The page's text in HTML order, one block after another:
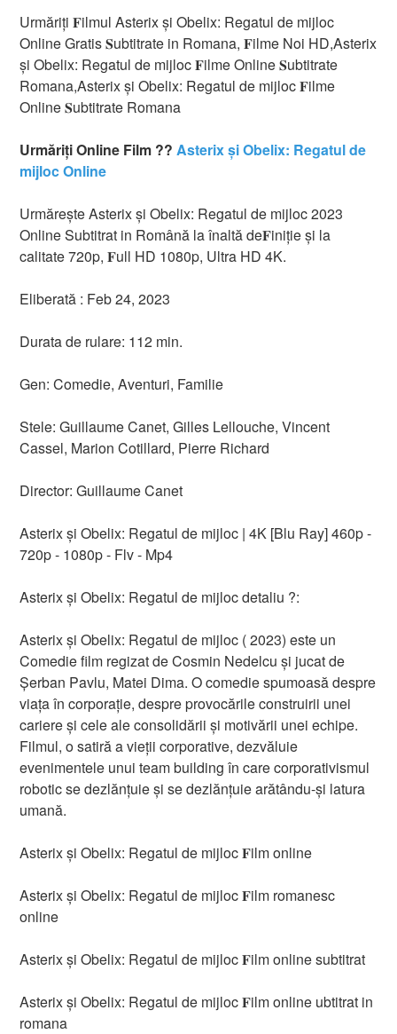
Urmăriți 𝐅ilmul Asterix și Obelix: Regatul de mijloc
Online Gratis 𝐒ubtitrate in Romana, 𝐅ilme Noi HD,Asterix
și Obelix: Regatul de mijloc 𝐅ilme Online 𝐒ubtitrate
Romana,Asterix și Obelix: Regatul de mijloc 𝐅ilme
Online 𝐒ubtitrate Romana
Urmăriți Online Film ?? Asterix și Obelix: Regatul de
mijloc Online
Urmărește Asterix și Obelix: Regatul de mijloc 2023
Online Subtitrat in Română la înaltă de𝐅iniție și la
calitate 720p, 𝐅ull HD 1080p, Ultra HD 4K.
Eliberată : Feb 24, 2023
Durata de rulare: 112 min.
Gen: Comedie, Aventuri, Familie
Stele: Guillaume Canet, Gilles Lellouche, Vincent
Cassel, Marion Cotillard, Pierre Richard
Director: Guillaume Canet
Asterix și Obelix: Regatul de mijloc | 4K [Blu Ray] 460p -
720p - 1080p - Flv - Mp4
Asterix și Obelix: Regatul de mijloc detaliu ?:
Asterix și Obelix: Regatul de mijloc ( 2023) este un
Comedie film regizat de Cosmin Nedelcu și jucat de
Șerban Pavlu, Matei Dima. O comedie spumoasă despre
viața în corporație, despre provocările construirii unei
cariere și cele ale consolidării și motivării unei echipe.
Filmul, o satiră a vieții corporative, dezvăluie
evenimentele unui team building în care corporativismul
robotic se dezlănțuie și se dezlănțuie arătându-și latura
umană.
Asterix și Obelix: Regatul de mijloc 𝐅ilm online
Asterix și Obelix: Regatul de mijloc 𝐅ilm romanesc
online
Asterix și Obelix: Regatul de mijloc 𝐅ilm online subtitrat
Asterix și Obelix: Regatul de mijloc 𝐅ilm online ubtitrat in
romana